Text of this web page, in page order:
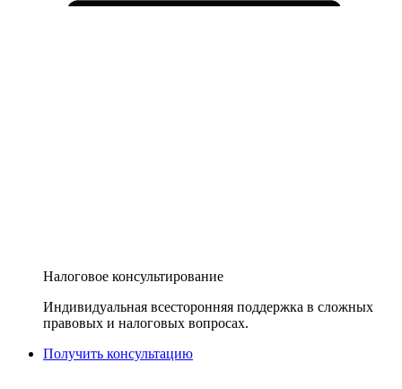
Налоговое консультирование
Индивидуальная всесторонняя поддержка в сложных
правовых и налоговых вопросах.
Получить консультацию